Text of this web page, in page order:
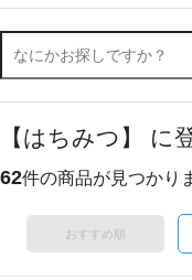
【はちみつ】 に
62件の商品が見つかり
おすすめ順